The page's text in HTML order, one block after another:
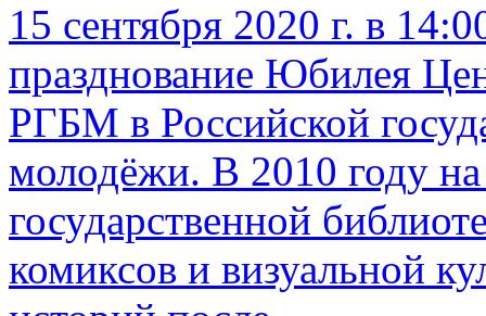
15 сентября 2020 г. в
празднование Юбилея
РГБМ в Российской
молодёжи. В 2010 году на
государственной
комиксов и визуальной